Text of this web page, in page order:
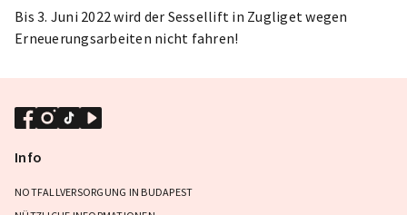
Bis 3. Juni 2022 wird der Sessellift in Zugliget wegen
Erneuerungsarbeiten nicht fahren!
Info
NOTFALLVERSORGUNG IN BUDAPEST